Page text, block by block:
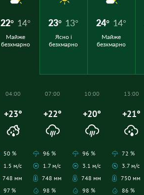
22° 14°
Майже
безхмарно
23° 13°
Ясно і
безхмарно
24° 14°
Майже
безхмарно
04:00
+23°
50 %
1.5 м/с
748 мм
97 %
07:00
+22°
96 %
1.7 м/с
748 мм
98 %
10:00
+20°
96 %
3.1 м/с
748 мм
98 %
13:00
+21°
72 %
3.7 м/с
750 мм
86 %